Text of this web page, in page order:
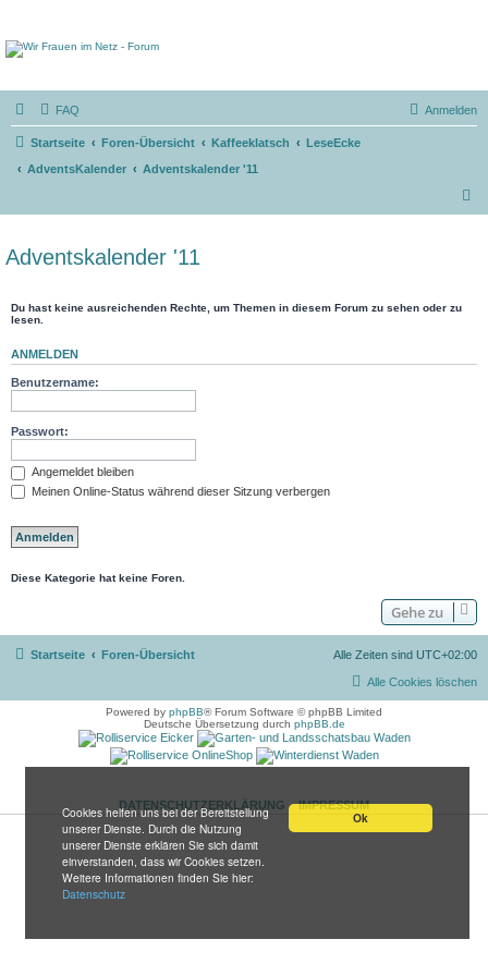
Ok
Cookies helfen uns bei der Bereitstellung
unserer Dienste. Durch die Nutzung
unserer Dienste erklären Sie sich damit
einverstanden, dass wir Cookies setzen.
Weitere Informationen finden Sie hier:
Datenschutz
FAQ Anmelden
Startseite Foren-Übersicht Kaffeeklatsch
LeseEcke
AdventsKalender
Adventskalender '11
Adventskalender '11
Du hast keine ausreichenden Rechte, um Themen in diesem Forum zu sehen oder zu
lesen.
ANMELDEN
Benutzername:
Passwort:
Angemeldet bleiben
Meinen Online-Status während dieser Sitzung verbergen
Diese Kategorie hat keine Foren.
Gehe zu
Startseite Foren-Übersicht Alle Zeiten sind UTC+02:00
Alle Cookies löschen
Powered by phpBB® Forum Software © phpBB Limited
Deutsche Übersetzung durch phpBB.de
DATENSCHUTZERKLÄRUNG IMPRESSUM